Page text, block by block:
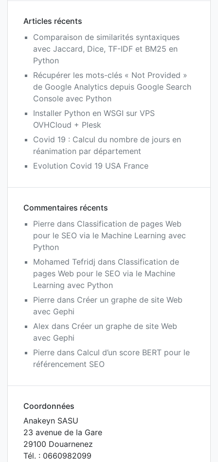
Articles récents
Comparaison de similarités syntaxiques
avec Jaccard, Dice, TF-IDF et BM25 en
Python
Récupérer les mots-clés « Not Provided »
de Google Analytics depuis Google Search
Console avec Python
Installer Python en WSGI sur VPS
OVHCloud + Plesk
Covid 19 : Calcul du nombre de jours en
réanimation par département
Evolution Covid 19 USA France
Commentaires récents
Pierre dans Classification de pages Web
pour le SEO via le Machine Learning avec
Python
Mohamed Tefridj dans Classification de
pages Web pour le SEO via le Machine
Learning avec Python
Pierre dans Créer un graphe de site Web
avec Gephi
Alex dans Créer un graphe de site Web
avec Gephi
Pierre dans Calcul d’un score BERT pour le
référencement SEO
Coordonnées
Anakeyn SASU
23 avenue de la Gare
29100 Douarnenez
Tél. : 0660982099